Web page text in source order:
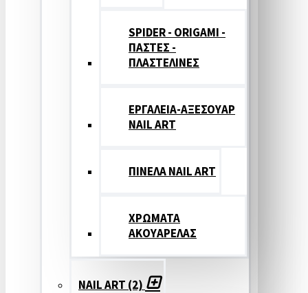
SPIDER - ORIGAMI -
ΠΑΣΤΕΣ -
ΠΛΑΣΤΕΛΙΝΕΣ
ΕΡΓΑΛΕΙΑ-ΑΞΕΣΟΥΑΡ
NAIL ART
ΠΙΝΕΛΑ NAIL ART
ΧΡΩΜΑΤΑ
ΑΚΟΥΑΡΕΛΑΣ
NAIL ART (2)